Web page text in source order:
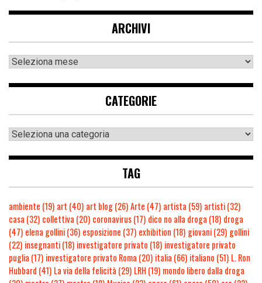
ARCHIVI
CATEGORIE
TAG
ambiente (19) art (40) art blog(26)Arte (47) artista (59) artisti(32)
casa (32) collettiva (20) coronavirus(17) dico no alla droga (18) droga
(47) elena gollini(36) esposizione (37) exhibition (18) giovani(29) gollini
(22) insegnanti(18) investigatore privato (18) investigatore privato
puglia (17) investigatore privato Roma (20) italia (66) italiano (51) L. Ron
Hubbard (41) La via della felicità (29) LRH (19) mondo libero dalla droga